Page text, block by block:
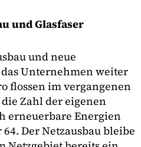
und Glasfaser
und neue
Unternehmen weiter
flossen im vergangenen
Zahl der eigenen
erneuerbare Energien
Der Netzausbau bleibe